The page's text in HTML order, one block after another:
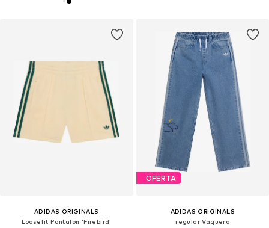
ADIDAS ORIGINALS
Loosefit Pantalón 'Firebird'
OFERTA
ADIDAS ORIGINALS
regular Vaquero